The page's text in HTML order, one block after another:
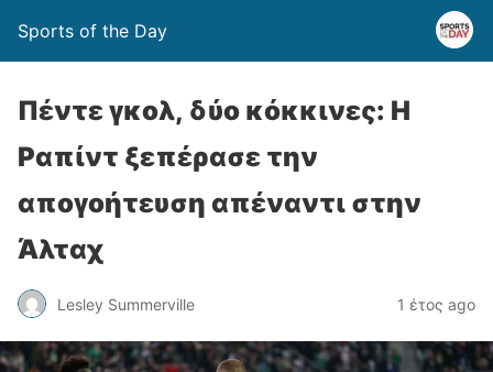
Sports of the Day
Πέντε γκολ, δύο κόκκινες: Η
Ραπίντ ξεπέρασε την
απογοήτευση απέναντι στην
Άλταχ
Lesley Summerville 1 έτος ago